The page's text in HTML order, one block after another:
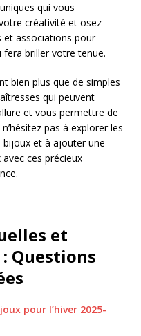
qui vous
créativité et osez
et associations pour
briller votre tenue.
bien plus que de simples
qui peuvent
et vous permettre de
pas à explorer les
bijoux et à ajouter une
ces précieux
et
Questions
pour l’hiver 2025-